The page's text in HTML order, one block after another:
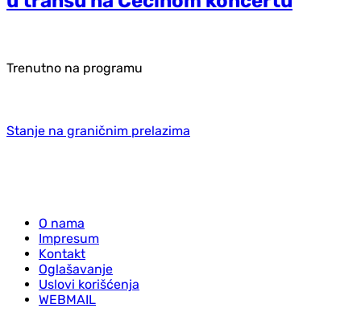
Trenutno na programu
Stanje na graničnim prelazima
O nama
Impresum
Kontakt
Oglašavanje
Uslovi korišćenja
WEBMAIL